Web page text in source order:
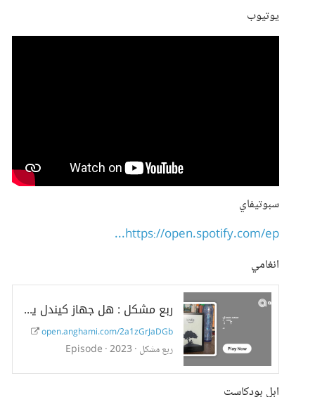
يوتيوب
سبوتيفاي
https://open.spotify.com/ep...
انغامي
ربع مشكل : هل جهاز كيندل يستحق الشراء؟
open.anghami.com/2a1zGrJaDGb
ربع مشكل · Episode · 2023
ابل بودكاست